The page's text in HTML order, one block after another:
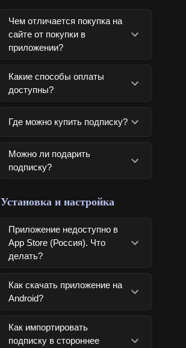
Чем отличается покупка на
сайте от покупки в
приложении?
Какие способы оплаты
доступны?
Где можно купить подписку?
Можно ли подарить
подписку?
Установка и настройка
Приложение недоступно в
App Store (Россия). Что
делать?
Как скачать приложение на
Android?
Как импортировать
подписку в стороннее